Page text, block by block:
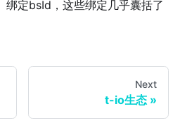
定bsId，这些绑定几乎囊括了
Next
t-io生态 »